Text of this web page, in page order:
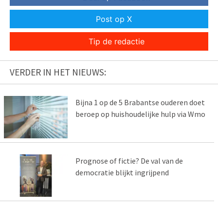
Post op X
Tip de redactie
VERDER IN HET NIEUWS:
Bijna 1 op de 5 Brabantse ouderen doet
beroep op huishoudelijke hulp via Wmo
Prognose of fictie? De val van de
democratie blijkt ingrijpend